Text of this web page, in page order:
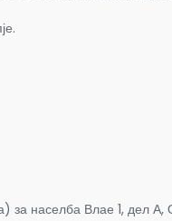
за населба Влае 1, дел